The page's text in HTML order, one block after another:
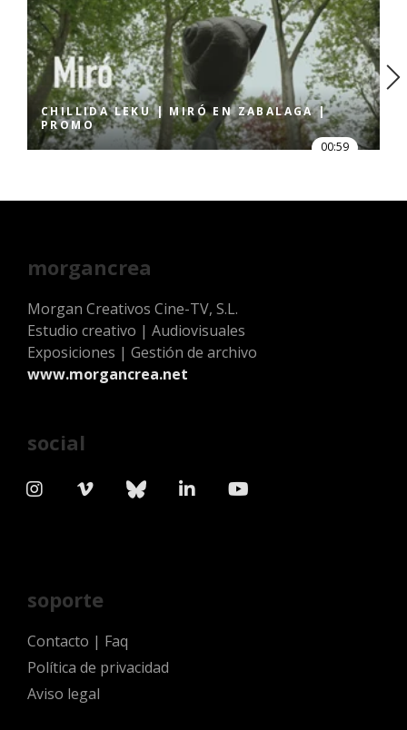
CHILLIDA LEKU | MIRÓ EN ZABALAGA |
PROMO
00:59
morgancrea
Morgan Creativos Cine-TV, S.L.
Estudio creativo | Audiovisuales
Exposiciones | Gestión de archivo
www.morgancrea.net
social
soporte
Contacto | Faq
Política de privacidad
Aviso legal